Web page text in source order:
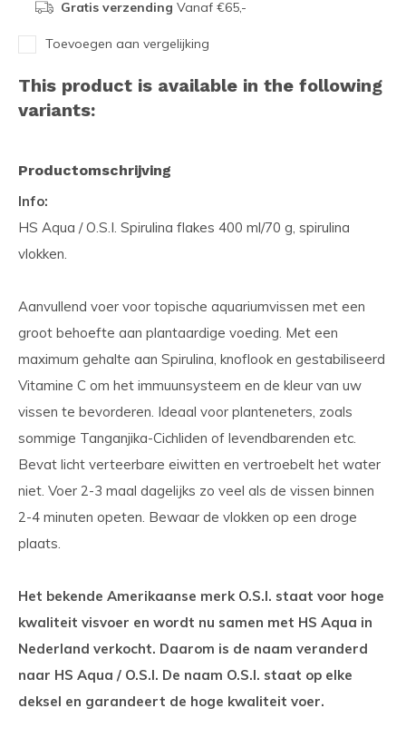
Gratis verzending Vanaf €65,-
Toevoegen aan vergelijking
This product is available in the following
variants:
Productomschrijving
Info:
HS Aqua / O.S.I. Spirulina flakes 400 ml/70 g, spirulina
vlokken.
Aanvullend voer voor topische aquariumvissen met een
groot behoefte aan plantaardige voeding. Met een
maximum gehalte aan Spirulina, knoflook en gestabiliseerd
Vitamine C om het immuunsysteem en de kleur van uw
vissen te bevorderen. Ideaal voor planteneters, zoals
sommige Tanganjika-Cichliden of levendbarenden etc.
Bevat licht verteerbare eiwitten en vertroebelt het water
niet. Voer 2-3 maal dagelijks zo veel als de vissen binnen
2-4 minuten opeten. Bewaar de vlokken op een droge
plaats.
Het bekende Amerikaanse merk O.S.I. staat voor hoge
kwaliteit visvoer en wordt nu samen met HS Aqua in
Nederland verkocht. Daarom is de naam veranderd
naar HS Aqua / O.S.I. De naam O.S.I. staat op elke
deksel en garandeert de hoge kwaliteit voer.